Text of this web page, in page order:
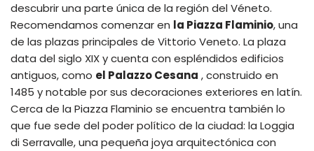
descubrir una parte única de la región del Véneto.
Recomendamos comenzar en la Piazza Flaminio, una
de las plazas principales de Vittorio Veneto. La plaza
data del siglo XIX y cuenta con espléndidos edificios
antiguos, como el Palazzo Cesana , construido en
1485 y notable por sus decoraciones exteriores en latín.
Cerca de la Piazza Flaminio se encuentra también lo
que fue sede del poder político de la ciudad: la Loggia
di Serravalle, una pequeña joya arquitectónica con